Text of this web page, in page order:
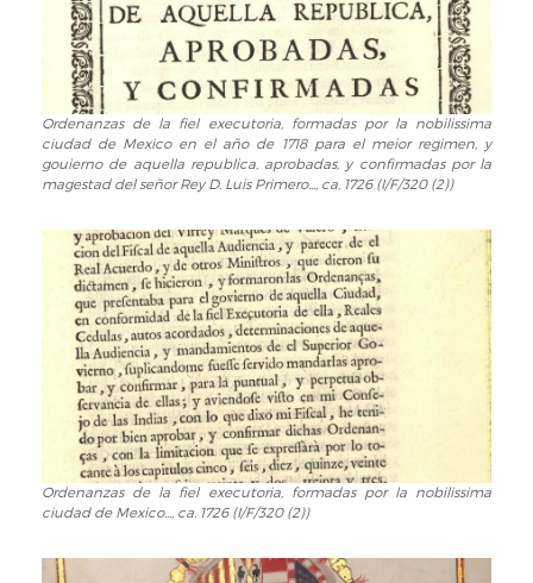
Rada
Delgado...
Por:
Amador
de
José
(1818-
1878),
(INF/3826)
Ordenanzas
de
la
executoria,
formadas
nobilissima
ciudad
Mexico
de
Ordenanzas de la fiel executoria, formadas por la nobilissima
ciudad de Mexico en el año de 1718 para el meior regimen, y
gouierno de aquella republica, aprobadas, y confirmadas por la
magestad del señor Rey D. Luis Primero..., ca. 1726 (I/F/320 (2))
Ordenanzas
de
fiel
Ordenanzas de la fiel executoria, formadas por la nobilissima
ciudad de Mexico..., ca. 1726 (I/F/320 (2))